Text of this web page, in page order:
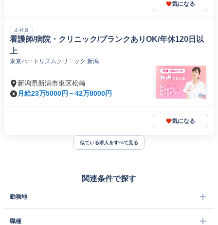
気になる
正社員
看護師/病院・クリニック/ブランクありOK/年休120日以
上
東京ハートリズムクリニック 新潟
新潟県新潟市東区松崎
月給23万5000円～42万8000円
気になる
似ている求人をすべて見る
関連条件で探す
勤務地
職種